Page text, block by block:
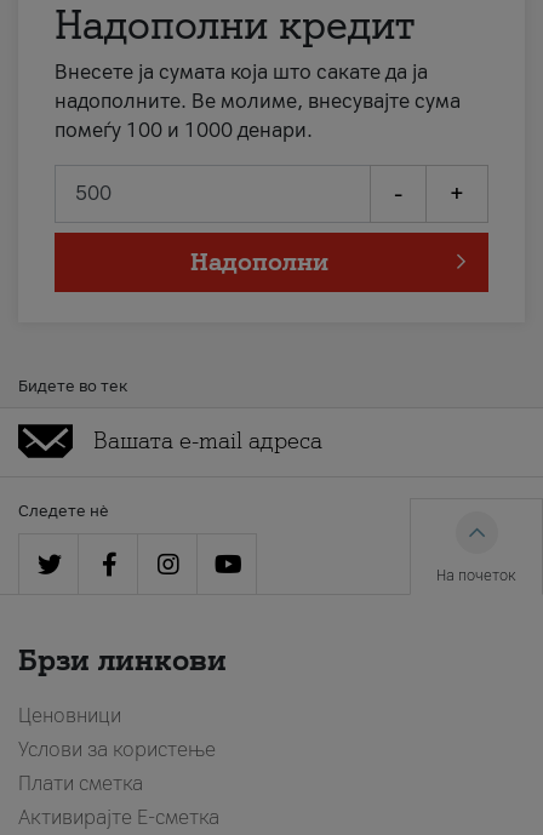
Надополни кредит
Внесете ја сумата која што сакате да ја
надополните. Ве молиме, внесувајте сума
помеѓу 100 и 1000 денари.
- +
Надополни
Бидете во тек
Следете нè
На почеток
Брзи линкови
Ценовници
Услови за користење
Плати сметка
Активирајте Е-сметка